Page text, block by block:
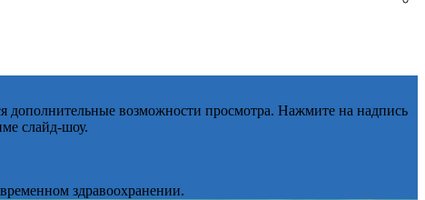
дополнительные возможности просмотра. Нажмите на надпись
слайд-шоу.
здравоохранении.